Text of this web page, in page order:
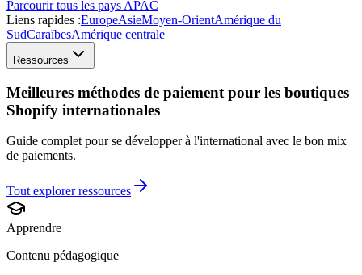
Parcourir tous les pays APAC
Liens rapides :EuropeAsieMoyen-OrientAmérique du
SudCaraïbesAmérique centrale
Ressources
Meilleures méthodes de paiement pour les boutiques
Shopify internationales
Guide complet pour se développer à l'international avec le bon mix
de paiements.
Tout explorer ressources
Apprendre
Contenu pédagogique